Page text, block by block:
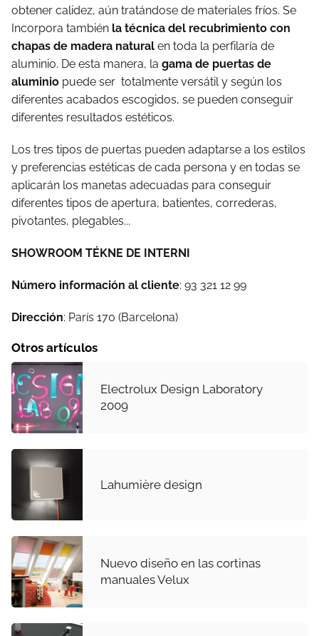
obtener calidez, aún tratándose de materiales fríos. Se
Incorpora también la técnica del recubrimiento con
chapas de madera natural en toda la perfilaría de
aluminio. De esta manera, la gama de puertas de
aluminio puede ser totalmente versátil y según los
diferentes acabados escogidos, se pueden conseguir
diferentes resultados estéticos.
Los tres tipos de puertas pueden adaptarse a los estilos
y preferencias estéticas de cada persona y en todas se
aplicarán los manetas adecuadas para conseguir
diferentes tipos de apertura, batientes, correderas,
pivotantes, plegables...
SHOWROOM TÉKNE DE INTERNI
Número información al cliente: 93 321 12 99
Dirección: París 170 (Barcelona)
Otros artículos
Electrolux Design Laboratory
2009
Lahumière design
Nuevo diseño en las cortinas
manuales Velux